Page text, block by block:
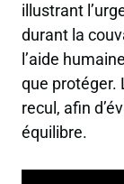
illustrant
durant la
l’aide
que protéger.
recul, afin
équilibre.